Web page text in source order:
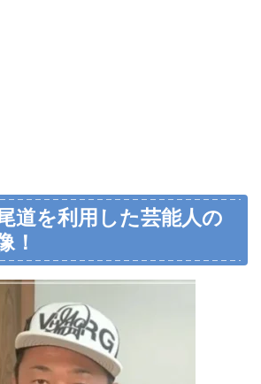
道を利用した芸能人の
！